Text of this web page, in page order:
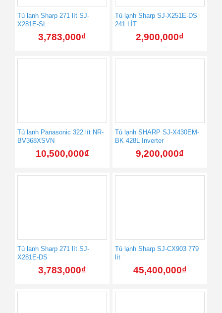
Tủ lạnh Sharp 271 lít SJ-
X281E-SL
3,783,000₫
Tủ lạnh Sharp SJ-X251E-DS
241 LÍT
2,900,000₫
Tủ lạnh Panasonic 322 lít NR-
BV368XSVN
10,500,000₫
Tủ lạnh SHARP SJ-X430EM-
BK 428L Inverter
9,200,000₫
Tủ lạnh Sharp 271 lít SJ-
X281E-DS
3,783,000₫
Tủ lạnh Sharp SJ-CX903 779
lít
45,400,000₫